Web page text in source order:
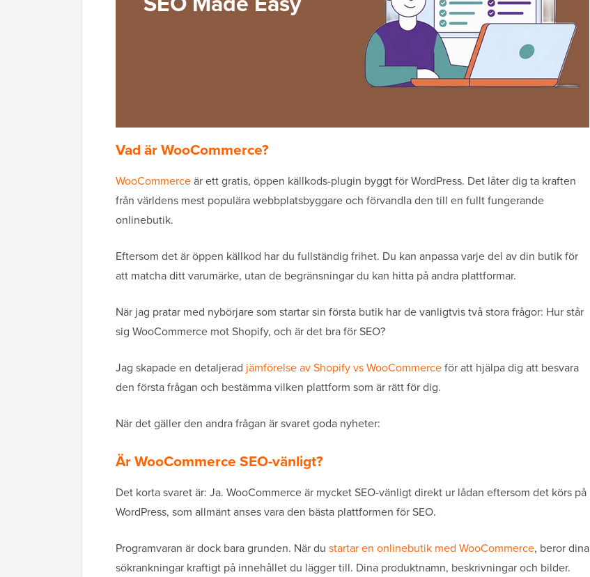
Vad är WooCommerce?
WooCommerceär ett gratis, öppen källkods-plugin byggt för WordPress. Det låter dig ta kraften
från världens mest populära webbplatsbyggare och förvandla den till en fullt fungerande
onlinebutik.
Eftersom det är öppen källkod har du fullständig frihet. Du kan anpassa varje del av din butik för
att matcha ditt varumärke, utan de begränsningar du kan hitta på andra plattformar.
När jag pratar med nybörjare som startar sin första butik har de vanligtvis två stora frågor: Hur står
sig WooCommerce mot Shopify, och är det bra för SEO?
Jag skapade en detaljerad jämförelse av Shopify vs WooCommerceför att hjälpa dig att besvara
den första frågan och bestämma vilken plattform som är rätt för dig.
När det gäller den andra frågan är svaret goda nyheter:
Är WooCommerce SEO-vänligt?
Det korta svaret är: Ja. WooCommerce är mycket SEO-vänligt direkt ur lådan eftersom det körs på
WordPress, som allmänt anses vara den bästa plattformen för SEO.
Programvaran är dock bara grunden. När du startar en onlinebutik med WooCommerce, beror dina
sökrankningar kraftigt på innehållet du lägger till. Dina produktnamn, beskrivningar och bilder.